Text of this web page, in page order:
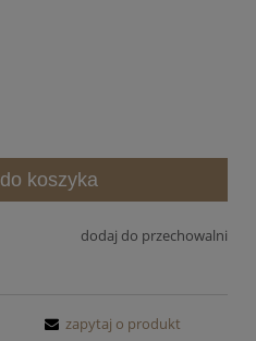
do koszyka
dodaj do przechowalni
zapytaj o produkt